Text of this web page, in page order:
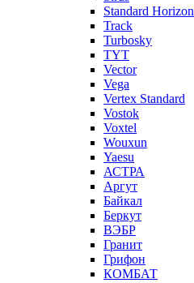
Standard Horizon
Track
Turbosky
TYT
Vector
Vega
Vertex Standard
Vostok
Voxtel
Wouxun
Yaesu
АСТРА
Аргут
Байкал
Беркут
ВЭБР
Гранит
Грифон
КОМБАТ